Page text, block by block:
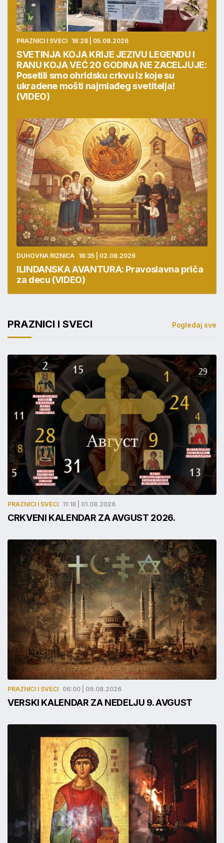
PRAZNICI I SVECI 16:28 | 05.08.2026
SVETINJA KOJA KRIJE JEZIVU LEGENDU I
RANU KOJA VEĆ 20 GODINA NE ZACELJUJE:
Posetili smo ohridsku crkvu iz koje su
ukradene mošti najmlađeg svetitelja!
(VIDEO)
DUHOVNA RIZNICA 18:35 | 02.08.2026
ILINDANSKA AVANTURA: Pravoslavna priča
za decu (VIDEO)
PRAZNICI I SVECI Pogledaj sve
PRAZNICI I SVECI 11:18 | 01.08.2026
CRKVENI KALENDAR ZA AVGUST 2026.
PRAZNICI I SVECI 06:00 | 09.08.2026
VERSKI KALENDAR ZA NEDELJU 9. AVGUST